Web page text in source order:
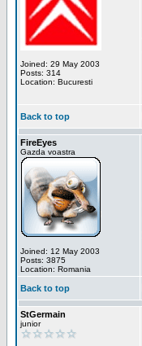
Joined: 29 May 2003
Posts: 314
Location: Bucuresti
Back to top
FireEyes
Gazda voastra
Joined: 12 May 2003
Posts: 3875
Location: Romania
Back to top
StGermain
junior